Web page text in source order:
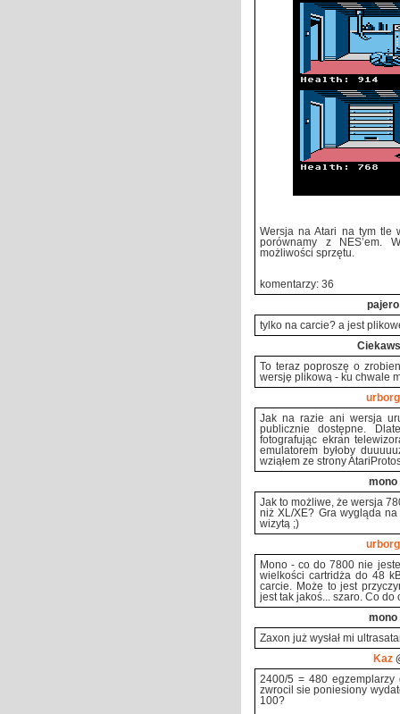
Wersja na Atari na tym tle
porównamy z NES’em.
możliwości sprzętu.
komentarzy: 36
pajero
tylko na carcie? a jest
To teraz poproszę o
wersję plikową - ku chwale
urborg
Jak na razie ani wersja
publicznie dostępne.
fotografując ekran
emulatorem byłoby
wziąłem ze strony
mono
Jak to możliwe, że wersja
niż XL/XE? Gra wygląda
wizytą ;)
urborg
Mono - co do 7800 nie
wielkości cartridża do 48
carcie. Może to jest
jest tak jakoś... szaro. Co
mono
Zaxon już wysłał mi
Kaz
2400/5 = 480
zwrocil sie poniesiony
100?